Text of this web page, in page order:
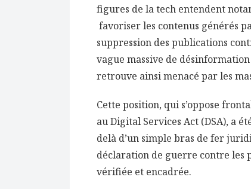
figures de la tech entendent
favoriser les contenus générés
suppression des publications
vague massive de
retrouve ainsi menacé par les
Cette position, qui s’oppose
au Digital Services Act (DSA), a
delà d’un simple bras de fer
déclaration de guerre contre les
vérifiée et encadrée.